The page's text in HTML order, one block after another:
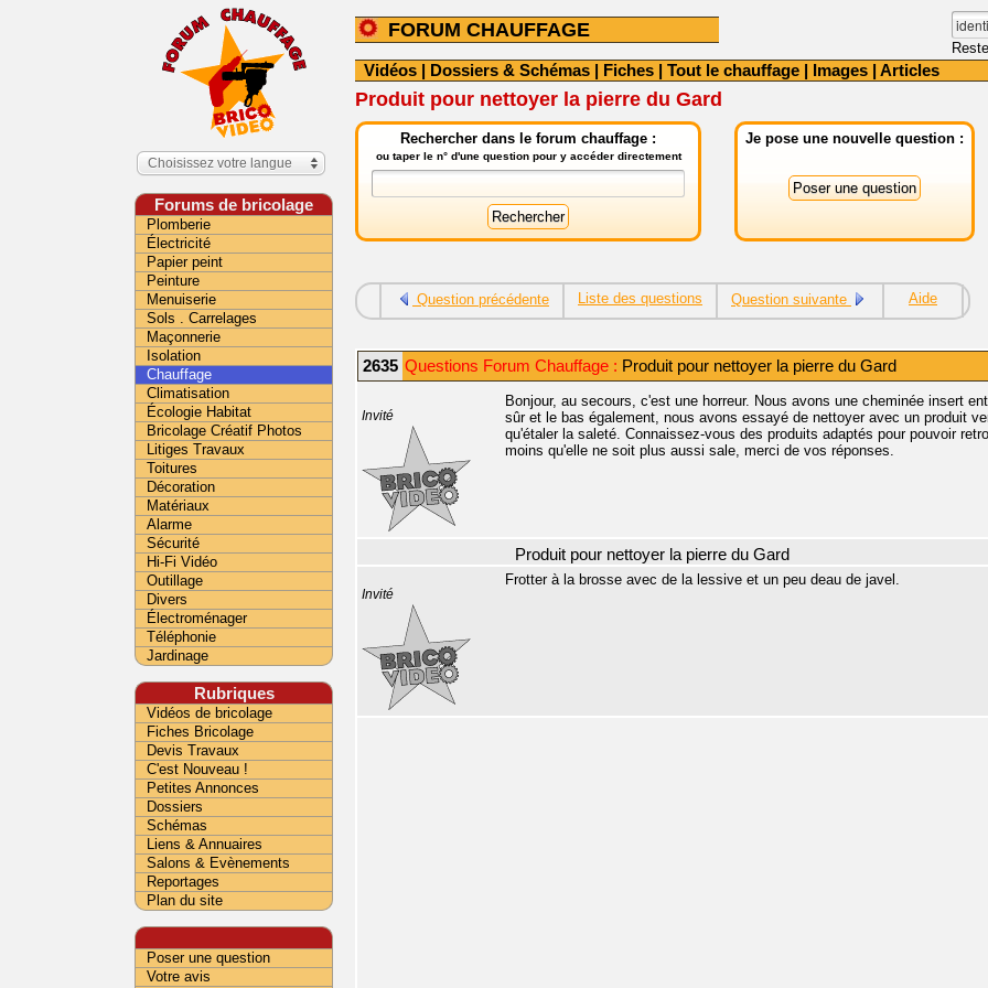
FORUM CHAUFFAGE
Vidéos | Dossiers & Schémas | Fiches | Tout le chauffage | Images | Articles
Produit pour nettoyer la pierre du Gard
Rechercher dans le forum chauffage :
ou taper le n° d'une question pour y accéder directement
Je pose une nouvelle question :
Question précédente Liste des questions Question suivante Aide
2635 Questions Forum Chauffage : Produit pour nettoyer la pierre du Gard
Invité
Bonjour, au secours, c'est une horreur. Nous avons une cheminée insert
sûr et le bas également, nous avons essayé de nettoyer avec un produit
qu'étaler la saleté. Connaissez-vous des produits adaptés pour pouvoir
moins qu'elle ne soit plus aussi sale, merci de vos réponses.
Produit pour nettoyer la pierre du Gard
Invité
Frotter à la brosse avec de la lessive et un peu deau de javel.
Choisissez votre langue
Forums de bricolage
Plomberie
Électricité
Papier peint
Peinture
Menuiserie
Sols . Carrelages
Maçonnerie
Isolation
Chauffage
Climatisation
Écologie Habitat
Bricolage Créatif Photos
Litiges Travaux
Toitures
Décoration
Matériaux
Alarme
Sécurité
Hi-Fi Vidéo
Outillage
Divers
Électroménager
Téléphonie
Jardinage
Rubriques
Vidéos de bricolage
Fiches Bricolage
Devis Travaux
C'est Nouveau !
Petites Annonces
Dossiers
Schémas
Liens & Annuaires
Salons & Evènements
Reportages
Plan du site
Poser une question
Votre avis